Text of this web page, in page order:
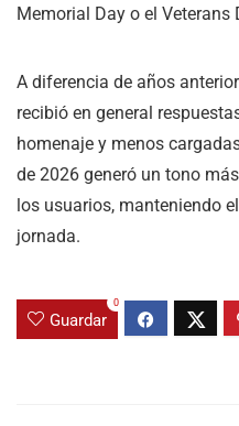
Memorial Day o el Veterans
A diferencia de años
recibió en general
homenaje y menos
de 2026 generó un tono
los usuarios, manteniendo
jornada.
Guardar
0